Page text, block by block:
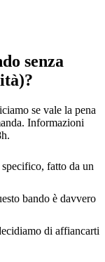
senza
se vale la pena
Informazioni
fatto da un
bando è davvero
di affiancarti